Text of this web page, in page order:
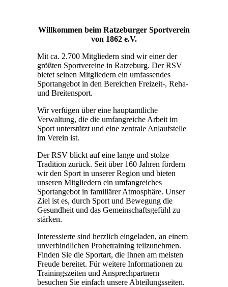
Willkommen beim Ratzeburger Sportverein
von 1862 e.V.
Mit ca. 2.700 Mitgliedern sind wir einer der
größten Sportvereine in Ratzeburg. Der RSV
bietet seinen Mitgliedern ein umfassendes
Sportangebot in den Bereichen Freizeit-, Reha-
und Breitensport.
Wir verfügen über eine hauptamtliche
Verwaltung, die die umfangreiche Arbeit im
Sport unterstützt und eine zentrale Anlaufstelle
im Verein ist.
Der RSV blickt auf eine lange und stolze
Tradition zurück. Seit über 160 Jahren fördern
wir den Sport in unserer Region und bieten
unseren Mitgliedern ein umfangreiches
Sportangebot in familiärer Atmosphäre. Unser
Ziel ist es, durch Sport und Bewegung die
Gesundheit und das Gemeinschaftsgefühl zu
stärken.
Interessierte sind herzlich eingeladen, an einem
unverbindlichen Probetraining teilzunehmen.
Finden Sie die Sportart, die Ihnen am meisten
Freude bereitet. Für weitere Informationen zu
Trainingszeiten und Ansprechpartnern
besuchen Sie einfach unsere Abteilungsseiten.